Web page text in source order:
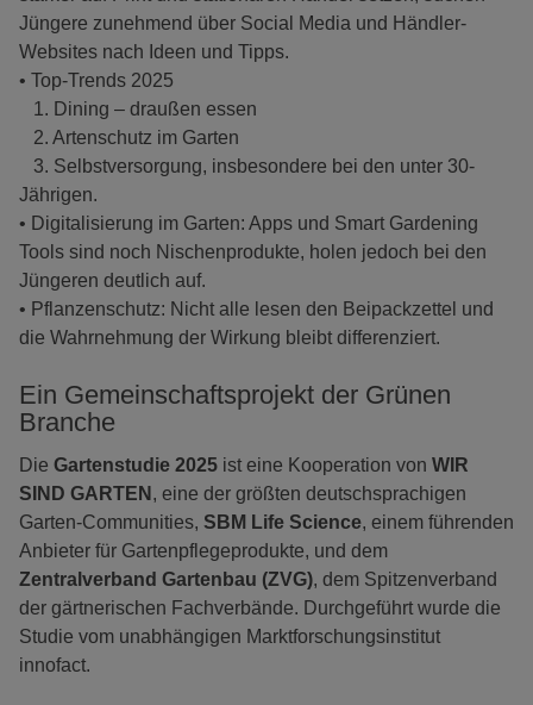
Jüngere zunehmend über Social Media und Händler-
Websites nach Ideen und Tipps.
• Top-Trends 2025
1. Dining – draußen essen
2. Artenschutz im Garten
3. Selbstversorgung, insbesondere bei den unter 30-
Jährigen.
• Digitalisierung im Garten: Apps und Smart Gardening
Tools sind noch Nischenprodukte, holen jedoch bei den
Jüngeren deutlich auf.
• Pflanzenschutz: Nicht alle lesen den Beipackzettel und
die Wahrnehmung der Wirkung bleibt differenziert.
Ein Gemeinschaftsprojekt der Grünen
Branche
Die Gartenstudie 2025 ist eine Kooperation von WIR
SIND GARTEN , eine der größten deutschsprachigen
Garten-Communities, SBM Life Science, einem führenden
Anbieter für Gartenpflegeprodukte, und dem
Zentralverband Gartenbau (ZVG), dem Spitzenverband
der gärtnerischen Fachverbände. Durchgeführt wurde die
Studie vom unabhängigen Marktforschungsinstitut
innofact.